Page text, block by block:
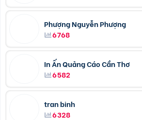
Phượng Nguyễn Phượng
6768
In Ấn Quảng Cáo Cần Thơ
6582
tran binh
6328